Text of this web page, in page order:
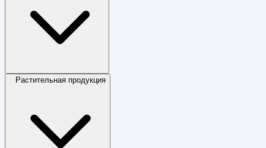
Растительная продукция